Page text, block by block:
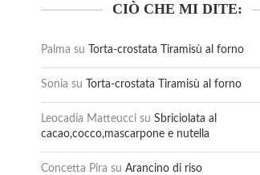
CIÒ CHE MI DITE:
Palma su Torta-crostata Tiramisù al forno
Sonia su Torta-crostata Tiramisù al forno
Leocadia Matteucci su Sbriciolata al
cacao,cocco,mascarpone e nutella
Concetta Pira su Arancino di riso